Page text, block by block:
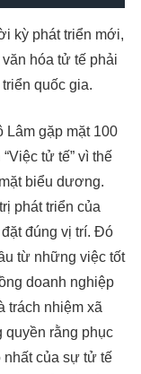
kỳ phát triển mới,
hóa tử tế phải
quốc gia.
gặp mặt 100
tử tế” vì thế
biểu dương.
phát triển của
đúng vị trí. Đó
từ những việc tốt
doanh nghiệp
trách nhiệm xã
quyền rằng phục
nhất của sự tử tế